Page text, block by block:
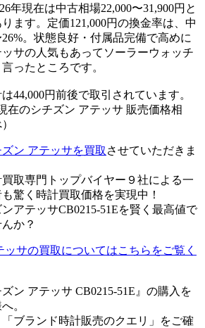
年現在は中古相場22,000〜31,900円と
ます。定価121,000円の換金率は、中
。状態良好・付属品完備で高めに
サの人気もあってソーラーウォッチ
ったところです。
44,000円前後で取引されています。
在のシチズン アテッサ 販売価格相
ズン アテッサを買取 させていただきま
取専門トップバイヤー９社による一
驚く時計買取価格を実現中！
アテッサCB0215-51Eを賢く最高値で
か？
ッサの買取についてはこちらをご覧く
ン アテッサ CB0215-51E』の購入を
。
ブランド時計販売のクエリ」をご確